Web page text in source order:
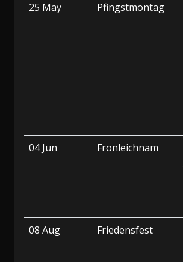
25 May
Pfingstmontag
04 Jun
Fronleichnam
08 Aug
Friedensfest